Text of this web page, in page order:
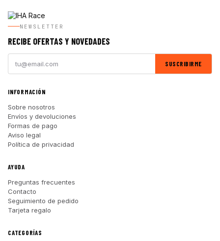
NEWSLETTER
RECIBE OFERTAS Y NOVEDADES
SUSCRIBIRME
INFORMACIÓN
Sobre nosotros
Envíos y devoluciones
Formas de pago
Aviso legal
Política de privacidad
AYUDA
Preguntas frecuentes
Contacto
Seguimiento de pedido
Tarjeta regalo
CATEGORÍAS